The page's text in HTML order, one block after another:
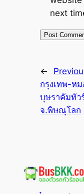
next
←
กรุงเทพ-ห
บุษราคัมทั
จ.พิษณุโลก